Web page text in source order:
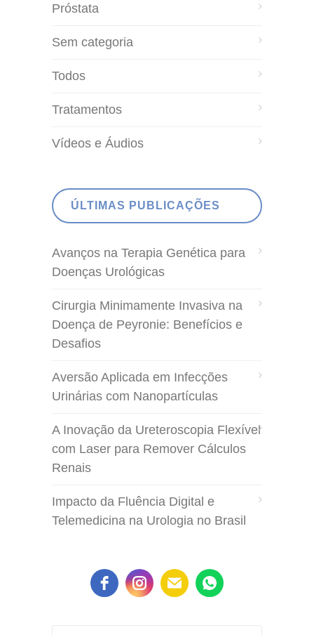
Próstata
Sem categoria
Todos
Tratamentos
Vídeos e Áudios
ÚLTIMAS PUBLICAÇÕES
Avanços na Terapia Genética para
Doenças Urológicas
Cirurgia Minimamente Invasiva na
Doença de Peyronie: Benefícios e
Desafios
Aversão Aplicada em Infecções
Urinárias com Nanopartículas
A Inovação da Ureteroscopia Flexível
com Laser para Remover Cálculos
Renais
Impacto da Fluência Digital e
Telemedicina na Urologia no Brasil